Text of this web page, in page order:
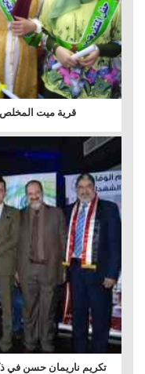
قرية ميت المخلص
تكريم ناريمان حسن في